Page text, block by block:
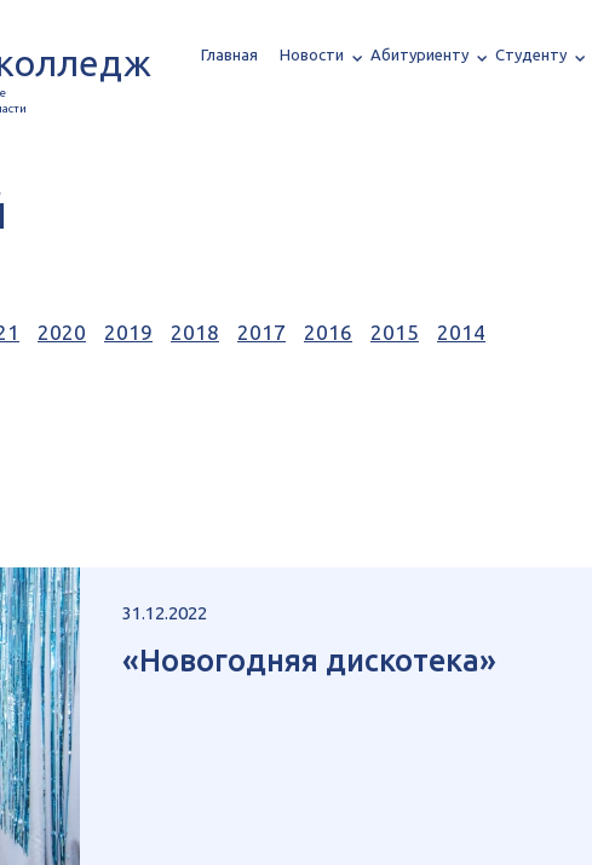
Главная Новости Абитуриенту Студенту
2020 2019 2018 2017 2016 2015 2014
31.12.2022
«Новогодняя дискотека»